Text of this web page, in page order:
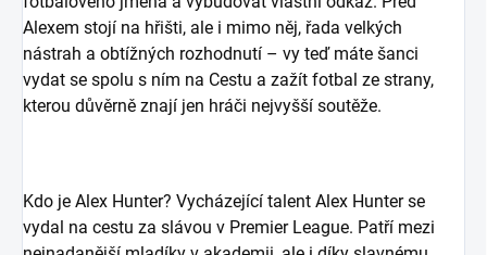
Alexem stojí na hřišti, ale i mimo něj, řada velkých
nástrah a obtížných rozhodnutí – vy teď máte šanci
vydat se spolu s ním na Cestu a zažít fotbal ze strany,
kterou důvěrně znají jen hráči nejvyšší soutěže.
Kdo je Alex Hunter? Vycházející talent Alex Hunter se
vydal na cestu za slávou v Premier League. Patří mezi